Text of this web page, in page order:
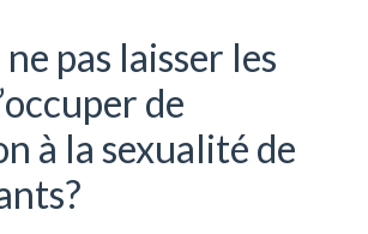
pas laisser les
de
à la sexualité de